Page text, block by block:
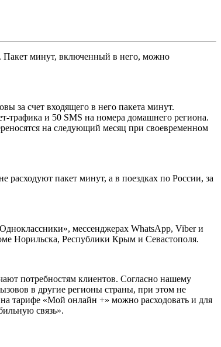
Пакет минут, включенный в него, можно
за счет входящего в него пакета минут.
трафика и 50 SMS на номера домашнего региона.
на следующий месяц при своевременном
пакет минут, а в поездках по России, за
мессенджерах WhatsApp, Viber и
Норильска, Республики Крым и Севастополя.
потребностям клиентов. Согласно нашему
в другие регионы страны, при этом не
тарифе «Мой онлайн +» можно расходовать и для
связь».